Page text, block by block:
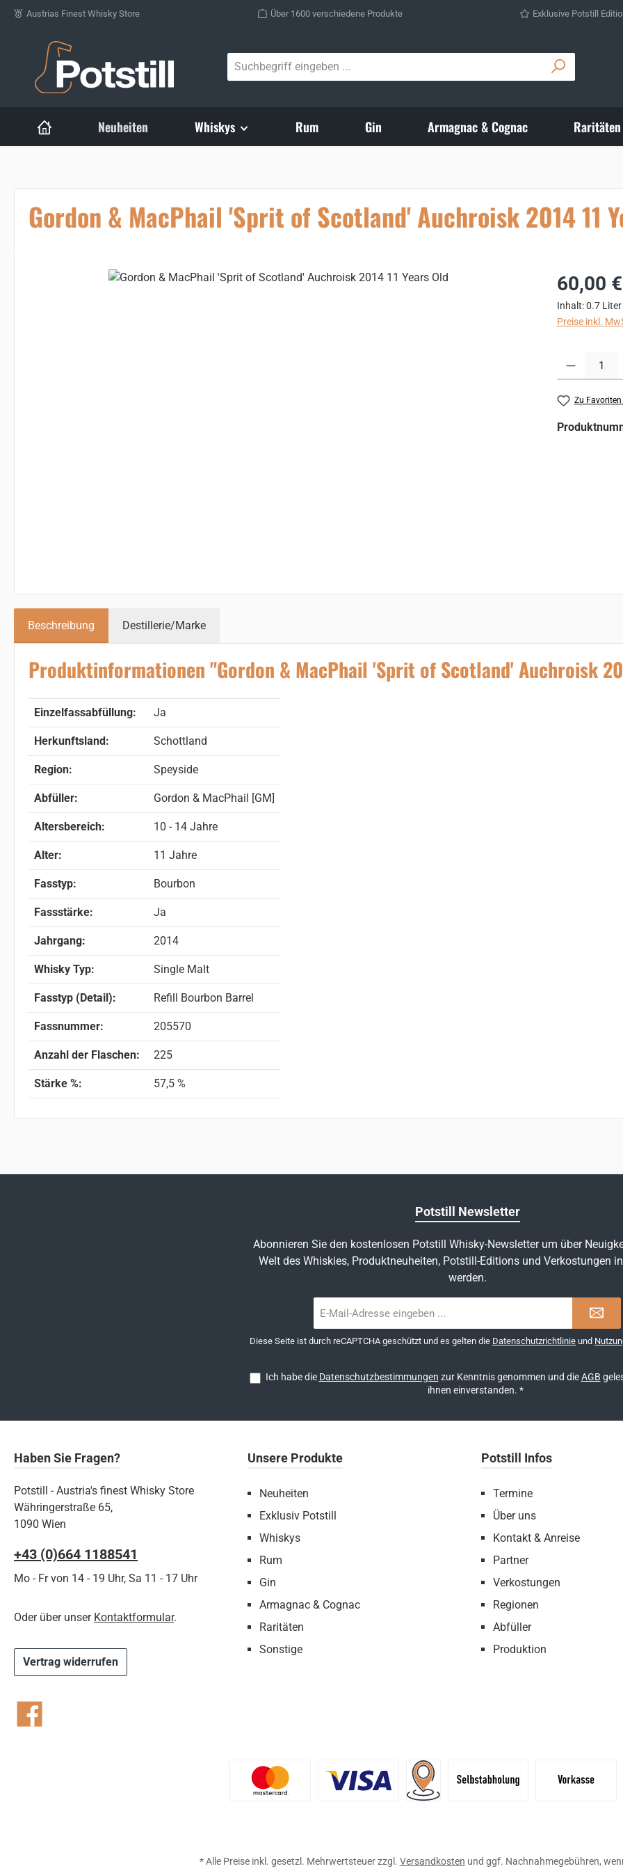
Zum Hauptinhalt springen
Austrias Finest Whisky Store Über 1600 verschiedene Produkte Exklusive Potstill
Neuheiten Whiskys Rum Gin Armagnac & Cognac Raritäten
Gordon & MacPhail 'Sprit of Scotland' Auchroisk 2014 11
Bildergalerie überspringen Regulärer
60,00 €
Inhalt:0.7 Liter
Preise inkl.
Produkt
Zu
Beschreibung Destillerie/Marke
Produktinformationen "Gordon & MacPhail 'Sprit of Scotland' Auchroisk
Einzelfassabfüllung: Ja
Herkunftsland: Schottland
Region: Speyside
Abfüller: Gordon & MacPhail [GM]
Altersbereich: 10 - 14 Jahre
Alter: 11 Jahre
Fasstyp: Bourbon
Fassstärke: Ja
Jahrgang: 2014
Whisky Typ: Single Malt
Fasstyp (Detail): Refill Bourbon Barrel
Fassnummer: 205570
Anzahl der Flaschen: 225
Stärke %: 57,5 %
Potstill Newsletter
Abonnieren Sie den kostenlosen Potstill Whisky-Newsletter um über
Welt des Whiskies, Produktneuheiten, Potstill-Editions und Verkostungen
werden.
Mail-
Diese Seite ist durch reCAPTCHA geschützt und es gelten die Datenschutzrichtlinie und
Ich habe die Datenschutzbestimmungen zur Kenntnis genommen und dieAGB
ihnen einverstanden. *
Haben Sie Fragen?
Potstill - Austria's finest Whisky Store
Währingerstraße 65,
1090 Wien
+43 (0)664 1188541‬
Mo - Fr von 14 - 19 Uhr, Sa 11 - 17 Uhr
Oder über unser Kontaktformular.
Vertrag widerrufen
Facebook
Unsere Produkte
Neuheiten
Exklusiv Potstill
Whiskys
Rum
Gin
Armagnac & Cognac
Raritäten
Sonstige
Potstill Infos
Termine
Über uns
Kontakt & Anreise
Partner
Verkostungen
Regionen
Abfüller
Produktion
* Alle Preise inkl. gesetzl. Mehrwertsteuer zzgl. Versandkosten und ggf. Nachnahmegebühren,